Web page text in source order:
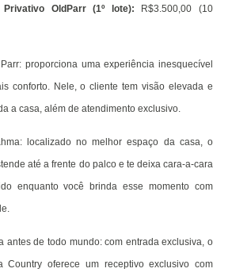
OldParr (1º lote):
R$3.500,00 (10
proporciona uma experiência inesquecível
conforto. Nele, o cliente tem visão elevada e
a casa, além de atendimento exclusivo.
localizado no melhor espaço da casa, o
até a frente do palco e te deixa cara-a-cara
enquanto você brinda esse momento com
antes de todo mundo: com entrada exclusiva, o
Country oferece um receptivo exclusivo com